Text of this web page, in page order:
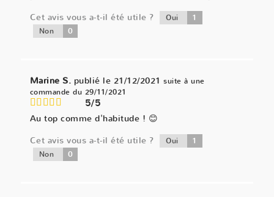
Cet avis vous a-t-il été utile ?
Oui 1
Non 0
Marine S. publié le 21/12/2021 suite à une
commande du 29/11/2021
5/5
Au top comme d'habitude ! 😊
Cet avis vous a-t-il été utile ?
Oui 1
Non 0